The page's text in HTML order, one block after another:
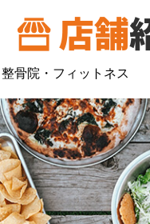
整骨院・フィットネス